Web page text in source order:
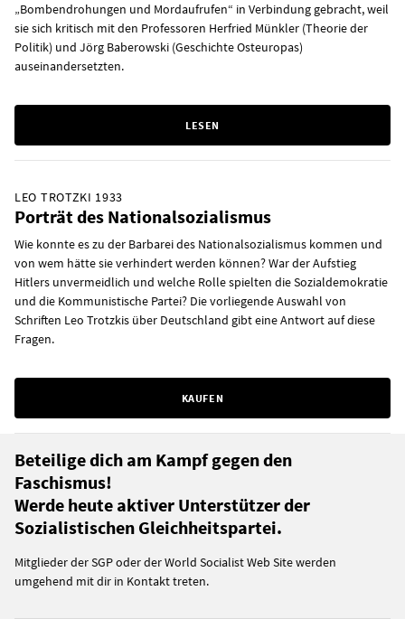
„Bombendrohungen und Mordaufrufen“ in Verbindung gebracht, weil
sie sich kritisch mit den Professoren Herfried Münkler (Theorie der
Politik) und Jörg Baberowski (Geschichte Osteuropas)
auseinandersetzten.
LESEN
LEO TROTZKI 1933
Porträt des Nationalsozialismus
Wie konnte es zu der Barbarei des Nationalsozialismus kommen und
von wem hätte sie verhindert werden können? War der Aufstieg
Hitlers unvermeidlich und welche Rolle spielten die Sozialdemokratie
und die Kommunistische Partei? Die vorliegende Auswahl von
Schriften Leo Trotzkis über Deutschland gibt eine Antwort auf diese
Fragen.
KAUFEN
Beteilige dich am Kampf gegen den
Faschismus!
Werde heute aktiver Unterstützer der
Sozialistischen Gleichheitspartei.
Mitglieder der SGP oder der World Socialist Web Site werden
umgehend mit dir in Kontakt treten.